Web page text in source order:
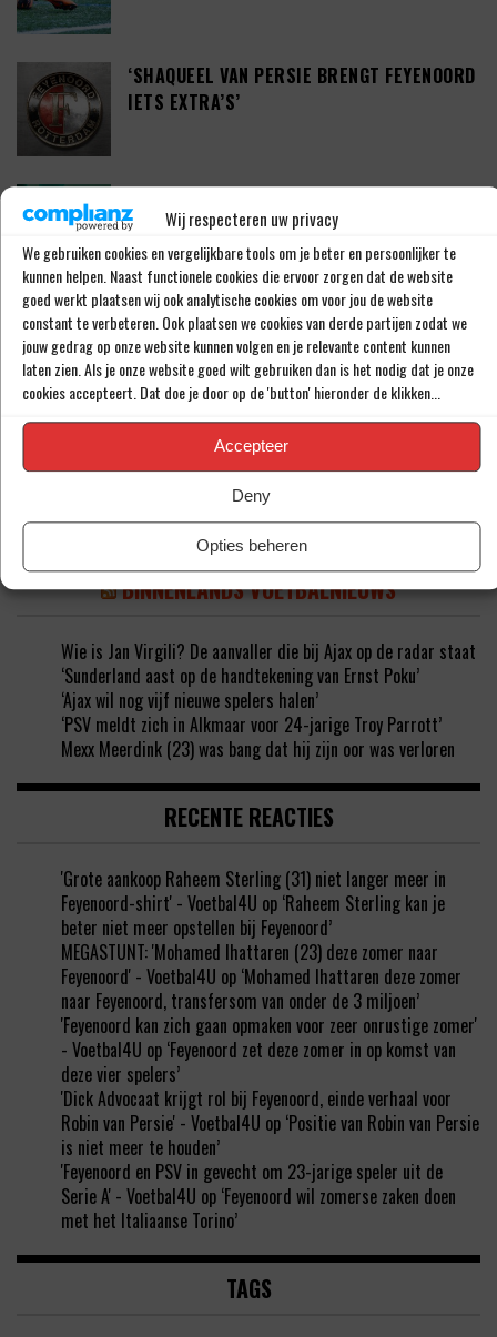
Wij respecteren uw privacy
We gebruiken cookies en vergelijkbare tools om je beter en persoonlijker te
kunnen helpen. Naast functionele cookies die ervoor zorgen dat de website
goed werkt plaatsen wij ook analytische cookies om voor jou de website
constant te verbeteren. Ook plaatsen we cookies van derde partijen zodat we
jouw gedrag op onze website kunnen volgen en je relevante content kunnen
laten zien. Als je onze website goed wilt gebruiken dan is het nodig dat je onze
cookies accepteert. Dat doe je door op de 'button' hieronder de klikken...
Accepteer
Deny
Opties beheren
‘SHAQUEEL VAN PERSIE BRENGT FEYENOORD
IETS EXTRA’S’
VOORT BIJ FC PORTO
‘CRYSENSIO SUMMERVILLE DICHT BIJ
AKKOORD MET AS ROMA’
THOMAS BEELEN NA EEN JAAR OP DE WEG
TERUG BIJ FEYENOORD
BINNENLANDS VOETBALNIEUWS
Wie is Jan Virgili? De aanvaller die bij Ajax op de radar staat
‘Sunderland aast op de handtekening van Ernst Poku’
‘Ajax wil nog vijf nieuwe spelers halen’
‘PSV meldt zich in Alkmaar voor 24-jarige Troy Parrott’
Mexx Meerdink (23) was bang dat hij zijn oor was verloren
RECENTE REACTIES
'Grote aankoop Raheem Sterling (31) niet langer meer in
Feyenoord-shirt' - Voetbal4U op ‘Raheem Sterling kan je
beter niet meer opstellen bij Feyenoord’
MEGASTUNT: 'Mohamed Ihattaren (23) deze zomer naar
Feyenoord' - Voetbal4U op ‘Mohamed Ihattaren deze zomer
naar Feyenoord, transfersom van onder de 3 miljoen’
'Feyenoord kan zich gaan opmaken voor zeer onrustige zomer'
- Voetbal4U op ‘Feyenoord zet deze zomer in op komst van
deze vier spelers’
'Dick Advocaat krijgt rol bij Feyenoord, einde verhaal voor
Robin van Persie' - Voetbal4U op ‘Positie van Robin van Persie
is niet meer te houden’
'Feyenoord en PSV in gevecht om 23-jarige speler uit de
Serie A' - Voetbal4U op ‘Feyenoord wil zomerse zaken doen
met het Italiaanse Torino’
TAGS